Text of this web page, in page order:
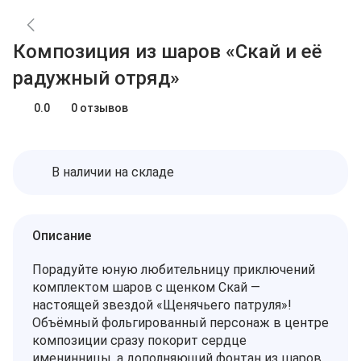
Блог
О нас
Доставка
Контакты
Заказы
Корзина
Композиция из шаров «Скай и её
радужный отряд»
0.0 0 отзывов
В наличии на складе
Описание
Порадуйте юную любительницу приключений
комплектом шаров с щенком Скай —
настоящей звездой «Щенячьего патруля»!
Объёмный фольгированный персонаж в центре
композиции сразу покорит сердце